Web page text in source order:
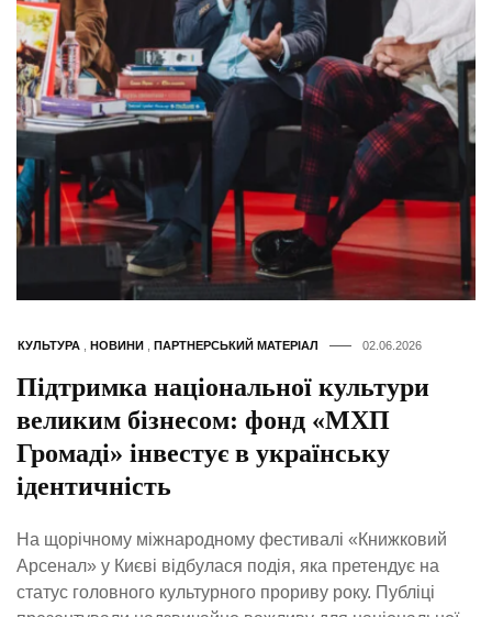
КУЛЬТУРА НОВИНИ ПАРТНЕРСЬКИЙ МАТЕРІАЛ 02.06.2026
Підтримка національної культури
великим бізнесом: фонд «МХП
Громаді» інвестує в українську
ідентичність
На щорічному міжнародному фестивалі «Книжковий
Арсенал» у Києві відбулася подія, яка претендує на
статус головного культурного прориву року. Публіці